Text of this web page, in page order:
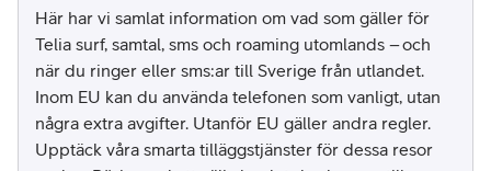
Här har vi samlat information om vad som gäller för
Telia surf, samtal, sms och roaming utomlands – och
när du ringer eller sms:ar till Sverige från utlandet.
Inom EU kan du använda telefonen som vanligt, utan
några extra avgifter. Utanför EU gäller andra regler.
Upptäck våra smarta tilläggstjänster för dessa resor